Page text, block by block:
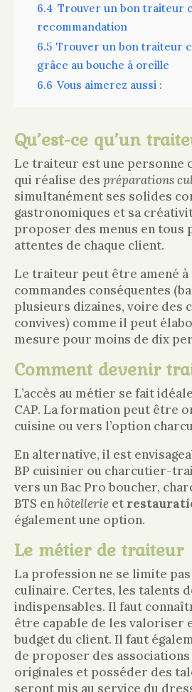
6.4 Trouver un bon traiteur
recommandation
6.5 Trouver un bon traiteur
grâce au bouche à oreille
6.6 Vous aimerez aussi :
Qu’est-ce qu’un
Le traiteur est une personne
qui réalise des préparations
simultanément ses solides
gastronomiques et sa
proposer des menus en tous
attentes de chaque client.
Le traiteur peut être amené
commandes conséquentes
plusieurs dizaines, voire des
convives) comme il peut
mesure pour moins de dix
Comment devenir
L’accès au métier se fait
CAP. La formation peut être
cuisine ou vers l’option
En alternative, il est
BP cuisinier ou charcutier-
vers un Bac Pro boucher,
BTS enhôtellerieet
également une option.
Le métier de traiteur
La profession ne se limite
culinaire. Certes, les talents
indispensables. Il faut
être capable de les valoriser
budget du client. Il faut
de proposer des associations
originales et posséder des
seront mis au service du